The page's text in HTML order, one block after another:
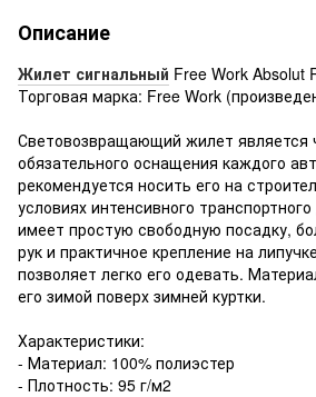
Описание
Жилет сигнальный Free Work Absolut
Торговая марка: Free Work
Световозвращающий жилет является
обязательного оснащения каждого
рекомендуется носить его на
условиях интенсивного
имеет простую свободную посадку,
рук и практичное крепление на
позволяет легко его одевать.
его зимой поверх зимней куртки.
Характеристики:
- Материал: 100% полиэстер
- Плотность: 95 г/м2